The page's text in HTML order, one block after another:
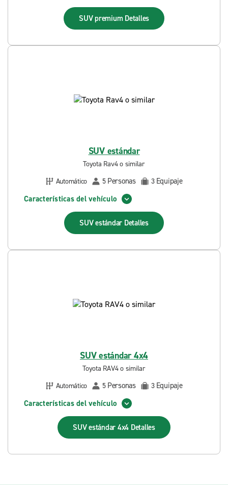
SUV premium Detalles
SUV estándar
Toyota Rav4 o similar
Automático
5 Personas 3 Equipaje
Características del vehículo
SUV estándar Detalles
SUV estándar 4x4
Toyota RAV4 o similar
Automático
5 Personas 3 Equipaje
Características del vehículo
SUV estándar 4x4 Detalles